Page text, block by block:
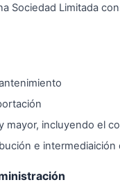
Sociedad Limitada
mayor, incluyendo el
e